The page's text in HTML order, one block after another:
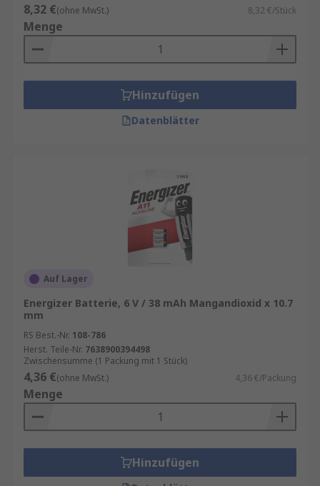
8,32 €(ohne MwSt.) 8,32 €/Stück
Menge
Hinzufügen
Datenblätter
Auf Lager
Energizer Batterie, 6 V / 38 mAh Mangandioxid x 10.7
mm
RS Best.-Nr. 108-786
Herst. Teile-Nr. 7638900394498
Zwischensumme (1 Packung mit 1 Stück)
4,36 €(ohne MwSt.) 4,36 €/Packung
Menge
Hinzufügen